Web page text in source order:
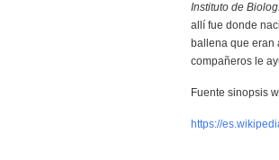
Instituto de
allí fue donde
ballena que eran
compañeros le
Fuente sinopsis
https://